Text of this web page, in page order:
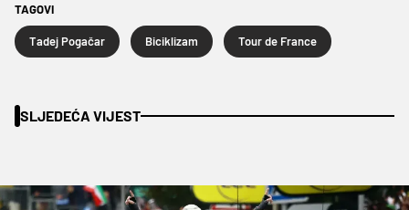
TAGOVI
Tadej Pogačar Biciklizam Tour de France
SLJEDEĆA VIJEST